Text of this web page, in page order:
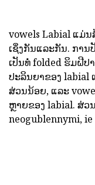
vowels Labial ແມ່
ເຊິ່ງກັນແລະກັນ. ການ
ເປັນທໍ່ folded ຮິມຝີປ
ປະລິນຍາຂອງ labial
ສ່ວນນ້ອຍ, ແລະ
ຫຼາຍຂອງ labial. ສ່ວ
neogublennymi,